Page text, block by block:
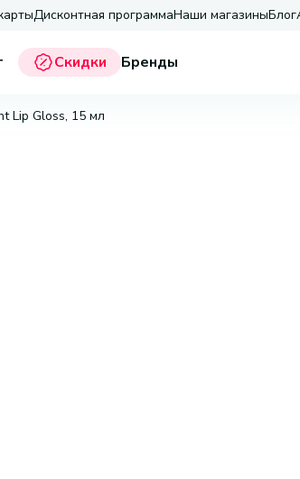
Дисконтная программаНаши магазиныБлог
Скидки Бренды
Lip Gloss, 15 мл